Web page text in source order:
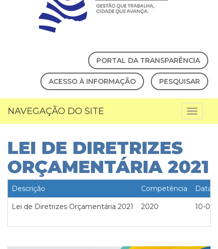
PORTAL DA TRANSPARÊNCIA
ACESSO À INFORMAÇÃO PESQUISAR
NAVEGAÇÃO DO SITE
LEI DE DIRETRIZES
ORÇAMENTÁRIA 2021
Descrição Competência Data
Lei de Diretrizes Orçamentária 2021 2020 10-